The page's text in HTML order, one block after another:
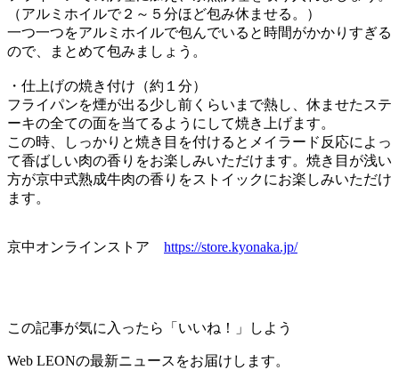
（アルミホイルで２～５分ほど包み休ませる。）
一つ一つをアルミホイルで包んでいると時間がかかりすぎる
ので、まとめて包みましょう。
・仕上げの焼き付け（約１分）
フライパンを煙が出る少し前くらいまで熱し、休ませたステ
ーキの全ての面を当てるようにして焼き上げます。
この時、しっかりと焼き目を付けるとメイラード反応によっ
て香ばしい肉の香りをお楽しみいただけます。焼き目が浅い
方が京中式熟成牛肉の香りをストイックにお楽しみいただけ
ます。
京中オンラインストア https://store.kyonaka.jp/
この記事が気に入ったら「いいね！」しよう
Web LEONの最新ニュースをお届けします。